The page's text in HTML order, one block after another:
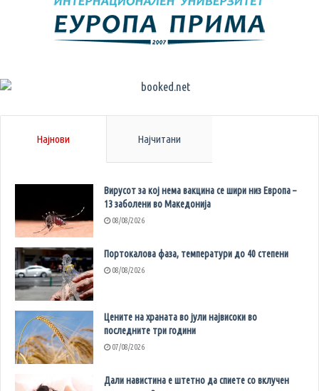
Најнови Најчитани
Вирусот за кој нема вакцина се шири низ Европа –
13 заболени во Македонија
08/08/2026
Портокалова фаза, температури до 40 степени
08/08/2026
Цените на храната во јули највисоки во
последните три години
07/08/2026
Дали навистина е штетно да спиете со вклучен